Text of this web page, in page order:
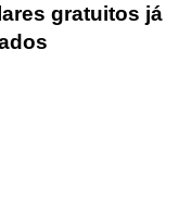
gratuitos já